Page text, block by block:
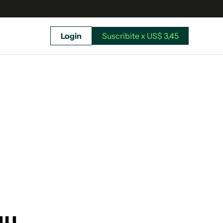
Login Suscribite x US$ 3,45